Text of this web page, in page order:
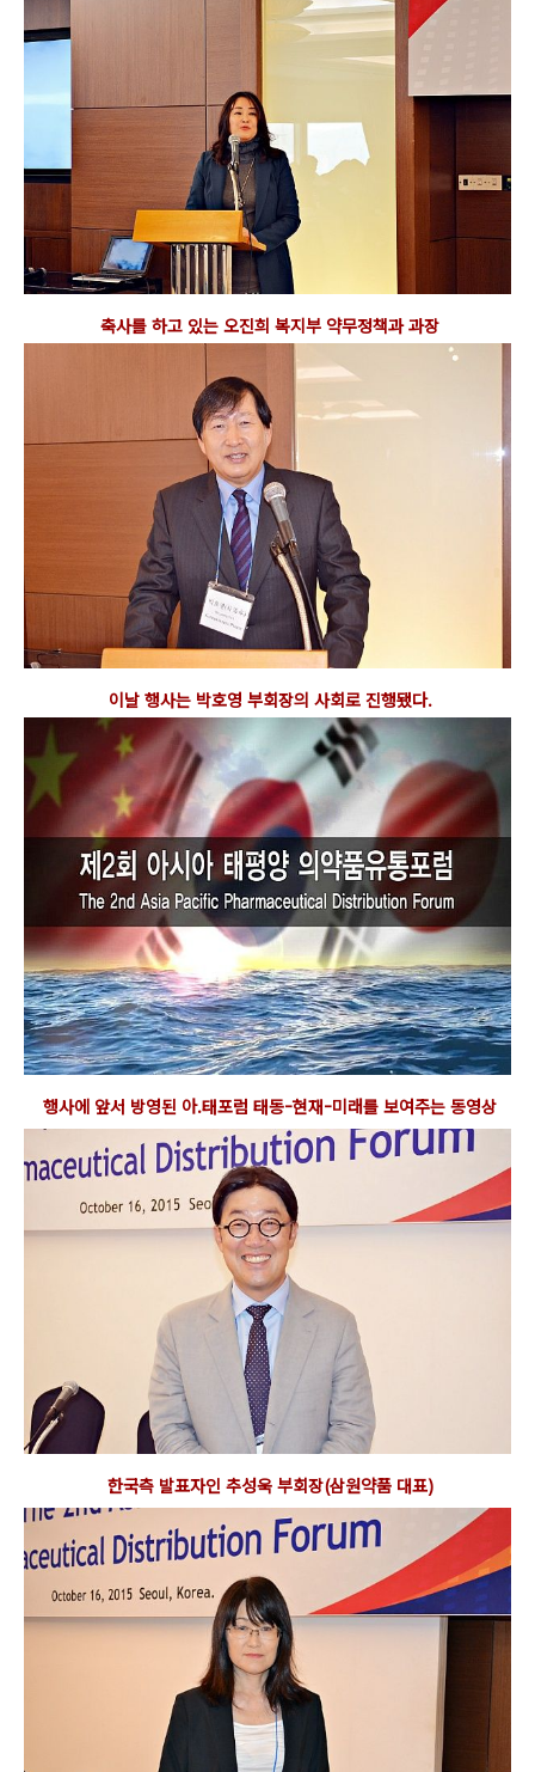
축사를 하고 있는 오진희 복지부 약무정책과 과장
이날 행사는 박호영 부회장의 사회로 진행됐다.
행사에 앞서 방영된 아.태포럼 태동-현재-미래를 보여주는 동영상
한국측 발표자인 추성욱 부회장(삼원약품 대표)